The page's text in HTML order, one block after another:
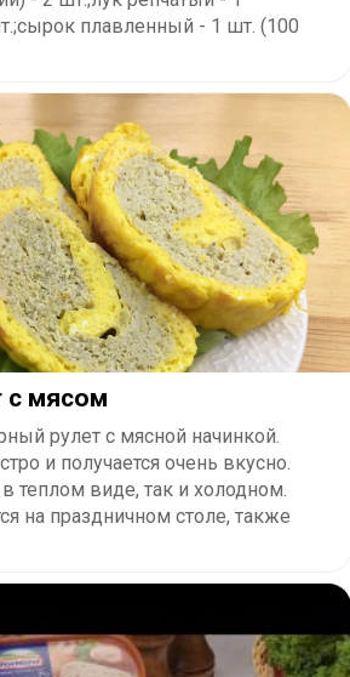
плавленный - 1 шт. (100
с мясом
рулет с мясной начинкой.
и получается очень вкусно.
теплом виде, так и холодном.
на праздничном столе, также